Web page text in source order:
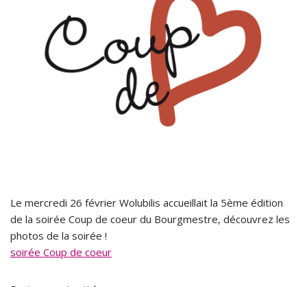
Le mercredi 26 février Wolubilis accueillait la 5ème édition
de la soirée Coup de coeur du Bourgmestre, découvrez les
photos de la soirée !
soirée Coup de coeur